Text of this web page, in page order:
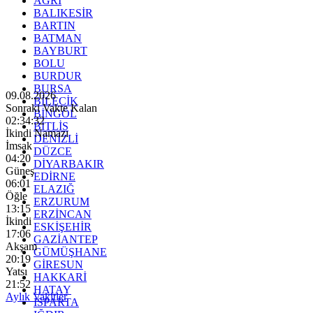
BALIKESİR
BARTIN
BATMAN
BAYBURT
BOLU
BURDUR
BURSA
BİLECİK
BİNGÖL
BİTLİS
DENİZLİ
DÜZCE
DİYARBAKIR
EDİRNE
ELAZIĞ
ERZURUM
ERZİNCAN
ESKİŞEHİR
GAZİANTEP
GÜMÜŞHANE
GİRESUN
HAKKARİ
HATAY
ISPARTA
09.08.2026
Sonraki Vakte Kalan
02:34:30
İkindi Namazı
İmsak
04:20
Güneş
06:01
Öğle
13:15
İkindi
17:06
Akşam
20:19
Yatsı
21:52
Aylık Vakitler